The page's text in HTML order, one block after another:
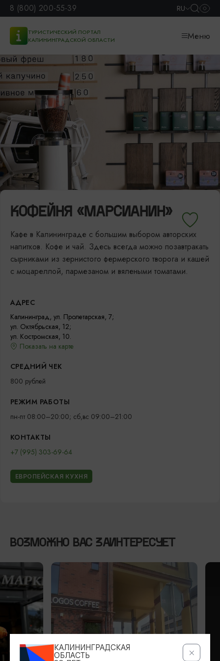
8 (800) 200-55-39 RU
ТУРИСТИЧЕСКИЙ ПОРТАЛ
КАЛИНИНГРАДСКОЙ ОБЛАСТИ
Меню
КОФЕЙНЯ «МАРСИАНИН»
Кафе в Калининграде с большим выбором авторских
напитков. Кофе и чай. Здесь всегда можно позавтракать
cырниками из зернистого фермерского творога и кашей
с моцареллой, пармезаном и вялеными томатами.
АДРЕС
Калининград, ул. Пролетарская, 7;
ул. Октябрьская, 12;
ул. Костромская, 10.
Показать на карте
СРЕДНИЙ ЧЕК
800 рублей
РЕЖИМ РАБОТЫ
пн-пт 08:00–20:00; сб,вс 09:00–21:00
КОНТАКТЫ
+7 (995) 303-69-64
ЕВРОПЕЙСКАЯ КУХНЯ
ВОЗМОЖНО ВАС ЗАИНТЕРЕСУЕТ
КАЛИНИНГРАДСКАЯ
ОБЛАСТЬ